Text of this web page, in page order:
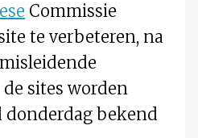
Commissie
te verbeteren, na
sites worden
donderdag bekend